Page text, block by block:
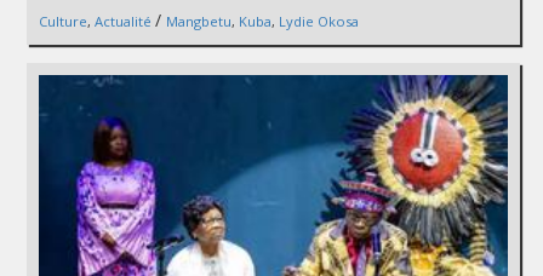
Culture, Actualité / Mangbetu, Kuba, Lydie Okosa